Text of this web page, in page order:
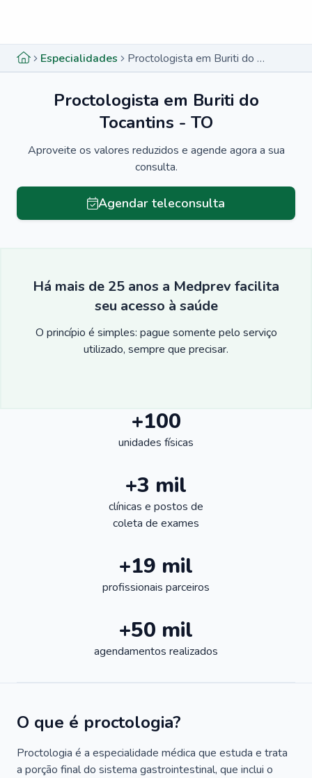
Especialidades Proctologista em Buriti do Tocantins - TO
Proctologista em Buriti do
Tocantins - TO
Aproveite os valores reduzidos e agende agora a sua
consulta.
Agendar teleconsulta
Há mais de 25 anos a Medprev facilita
seu acesso à saúde
O princípio é simples: pague somente pelo serviço
utilizado, sempre que precisar.
+100
unidades físicas
+3 mil
clínicas e postos de
coleta de exames
+19 mil
profissionais parceiros
+50 mil
agendamentos realizados
O que é proctologia?
Proctologia é a especialidade médica que estuda e trata
a porção final do sistema gastrointestinal, que inclui o